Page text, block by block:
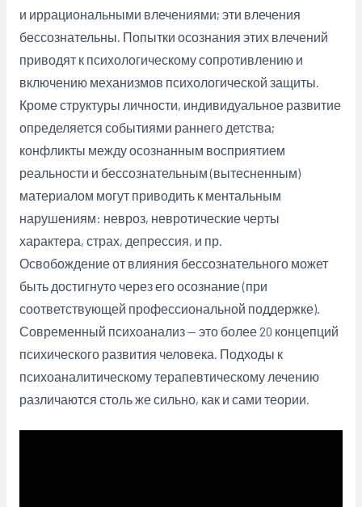
и иррациональными влечениями; эти влечения
бессознательны. Попытки осознания этих влечений
приводят к психологическому сопротивлению и
включению механизмов психологической защиты.
Кроме структуры личности, индивидуальное развитие
определяется событиями раннего детства;
конфликты между осознанным восприятием
реальности и бессознательным (вытесненным)
материалом могут приводить к ментальным
нарушениям: невроз, невротические черты
характера, страх, депрессия, и пр.
Освобождение от влияния бессознательного может
быть достигнуто черезего осознание (при
соответствующей профессиональной поддержке).
Современный психоанализ — это более 20 концепций
психического развития человека. Подходы к
психоаналитическому терапевтическому лечению
различаются столь же сильно, как и сами теории.